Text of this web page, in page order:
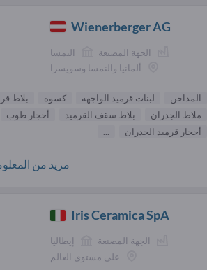
Wienerberger AG
الجهة المصنعة
النمسا
ألمانيا والنمسا وسويسرا
المداخن لبنات قرميد الواجهة كسوة بلاط
ملاط الجدران
بلاط سقف القرميد أحجار طوب
أحجار قرميد الجدران
...
مزيد من
Iris Ceramica SpA
الجهة المصنعة
إيطاليا
على مستوى العالم